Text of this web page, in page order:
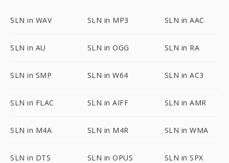
SLN in WAV SLN in MP3 SLN in AAC
SLN in AU SLN in OGG SLN in RA
SLN in SMP SLN in W64 SLN in AC3
SLN in FLAC SLN in AIFF SLN in AMR
SLN in M4A SLN in M4R SLN in WMA
SLN in DTS SLN in OPUS SLN in SPX